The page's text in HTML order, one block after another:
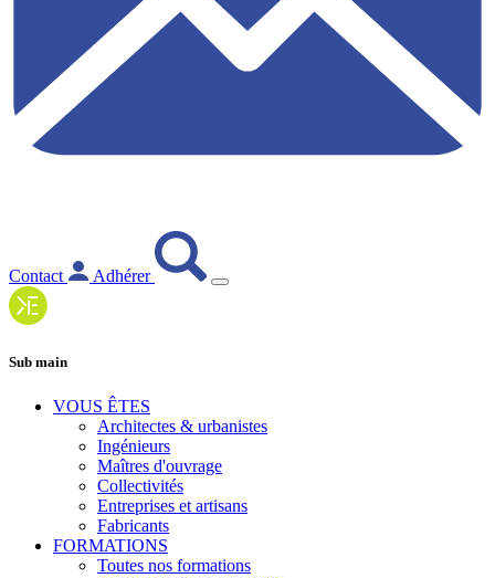
Contact Adhérer
Sub main
VOUS ÊTES
Architectes & urbanistes
Ingénieurs
Maîtres d'ouvrage
Collectivités
Entreprises et artisans
Fabricants
FORMATIONS
Toutes nos formations